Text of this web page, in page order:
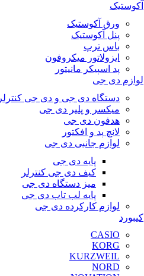
آکوستیک
ورق آکوستیک
پنل آکوستیک
باس ترپ
ایزولاتور میکروفون
پد اسپیکر مانیتور
لوازم دی جی
دستگاه دی جی و دی جی کنترلر
میکسر و پلیر دی جی
هدفون دی جی
لانچ پد و افکتور
لوازم جانبی دی جی
پایه دی جی
کیف دی جی کنترلر
میز دستگاه دی جی
پایه لب تاب دی جی
لوازم کارکرده دی جی
کیبورد
CASIO
KORG
KURZWEIL
NORD